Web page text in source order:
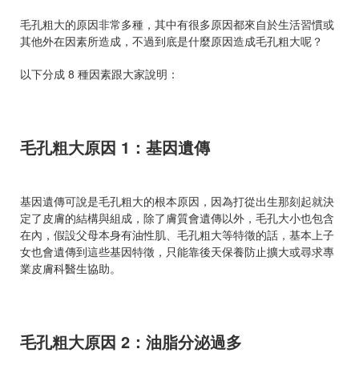
毛孔粗大的原因非常多種，其中有很多原因都來自於生活習慣或
其他外在因素所造成，不過到底是什麼原因造成毛孔粗大呢？
以下分成 8 種因素跟大家說明：
毛孔粗大原因 1：基因遺傳
基因遺傳可說是毛孔粗大的根本原因，因為打從出生那刻起就決
定了皮膚的結構與組成，除了膚質會遺傳以外，毛孔大小也包含
在內，假設父母本身有油性肌、毛孔粗大等特徵的話，基本上子
女也會遺傳到這些基因特徵，只能靠後天保養防止擴大或尋求專
業皮膚科醫生協助。
毛孔粗大原因 2：油脂分泌過多